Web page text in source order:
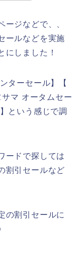
ージなどで、、
ールなどを実施
にしました！
ターセール】【
マ オータムセー
という感じで調
ードで探しては
割引セールなど
の割引セールに